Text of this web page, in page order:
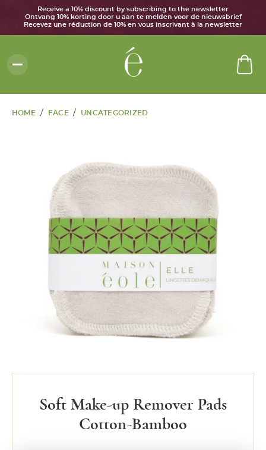
Receive a 10% discount by subscribing to the newsletter
Ontvang 10% korting door u aan te melden voor de nieuwsbrief
Recevez une réduction de 10% en vous inscrivant à la newsletter
HOME / FACE / UNCATEGORIZED
Soft Make-up Remover Pads
Cotton-Bamboo